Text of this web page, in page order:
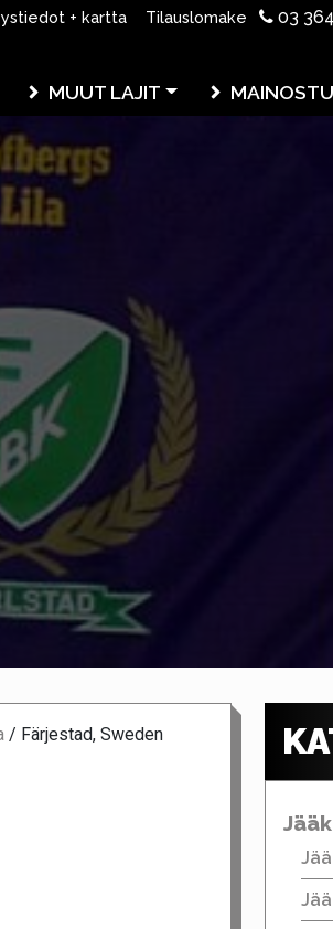
+ kartta Tilauslomake 03
MUUT LAJIT
/ Färjestad, Sweden